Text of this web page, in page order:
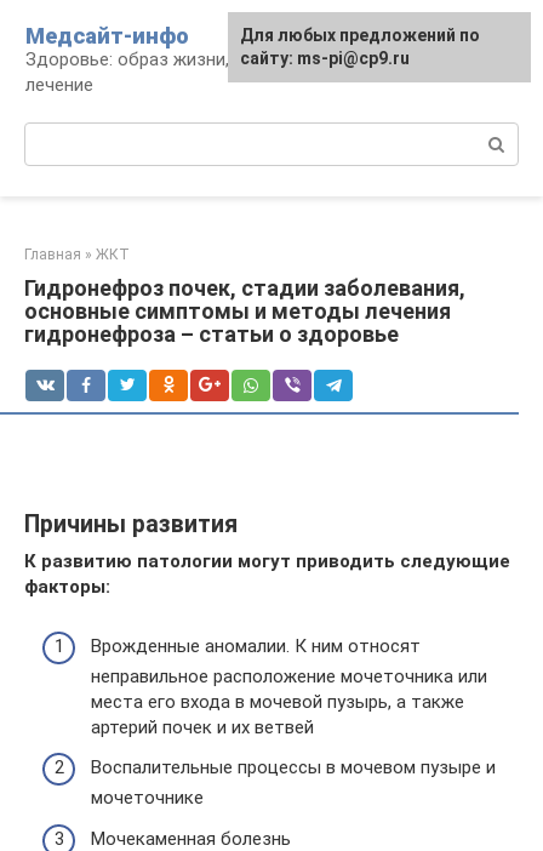
контенту
Медсайт-инфо
Здоровье: образ жизни, профилактика и
лечение
Главная » ЖКТ
Гидронефроз почек, стадии заболевания,
основные симптомы и методы лечения
гидронефроза – статьи о здоровье
Причины развития
К развитию патологии могут приводить следующие
факторы:
Врожденные аномалии. К ним относят
неправильное расположение мочеточника или
места его входа в мочевой пузырь, а также
артерий почек и их ветвей
Воспалительные процессы в мочевом пузыре и
мочеточнике
Мочекаменная болезнь
Для любых предложений по
сайту: ms-pi@cp9.ru